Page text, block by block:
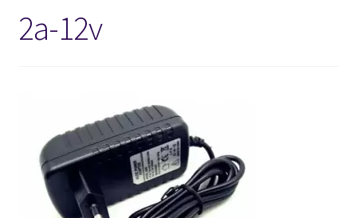
Kuukausihaaste
Ohjeet
Beta65 – Betacube – Betaflight Configuration
2a-12v